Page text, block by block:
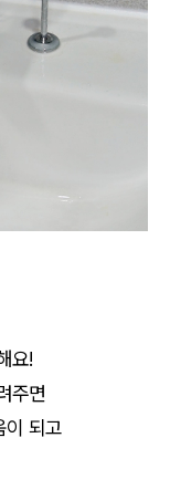
요!
주면
이 되고